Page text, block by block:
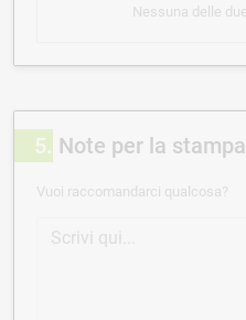
Nessuna delle
5 Note per la
Vuoi raccomandarci qualcosa?